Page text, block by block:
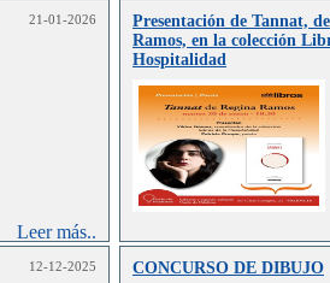
21-01-2026
Leer más..
Presentación de Tannat,
Ramos, en la colección
Hospitalidad
12-12-2025 CONCURSO DE DIBUJO